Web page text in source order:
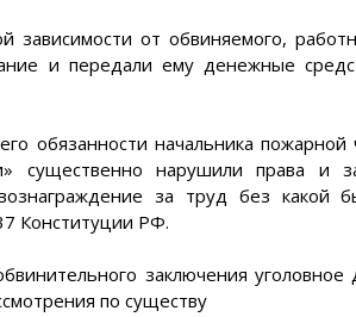
зависимости от обвиняемого,
и передали ему денежные
обязанности начальника
существенно нарушили права и
за труд без какой
Конституции РФ.
заключения уголовное
по существу